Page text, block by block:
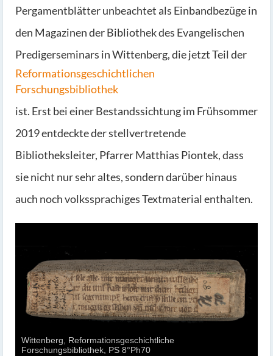
Pergamentblätter unbeachtet als Einbandbezüge in
den Magazinen der Bibliothek des Evangelischen
Predigerseminars in Wittenberg, die jetzt Teil der
Reformationsgeschichtlichen
Forschungsbibliothek
ist. Erst bei einer Bestandssichtung im Frühsommer
2019 entdeckte der stellvertretende
Bibliotheksleiter, Pfarrer Matthias Piontek, dass
sie nicht nur sehr altes, sondern darüber hinaus
auch noch volkssprachiges Textmaterial enthalten.
Wittenberg, Reformationsgeschichtliche
Forschungsbibliothek, PS 8°Ph70